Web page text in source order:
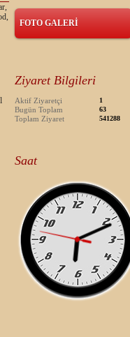
FOTO GALERİ
Ziyaret Bilgileri
Aktif Ziyaretçi 1
Bugün Toplam 63
Toplam Ziyaret 541288
Saat